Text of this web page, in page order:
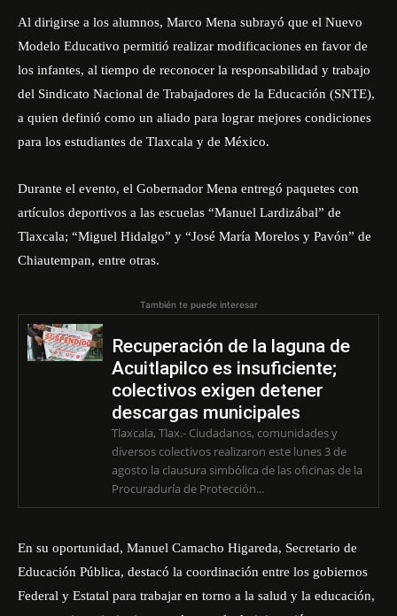
Al dirigirse a los alumnos, Marco Mena subrayó que el Nuevo
Modelo Educativo permitió realizar modificaciones en favor de
los infantes, al tiempo de reconocer la responsabilidad y trabajo
del Sindicato Nacional de Trabajadores de la Educación (SNTE),
a quien definió como un aliado para lograr mejores condiciones
para los estudiantes de Tlaxcala y de México.
Durante el evento, el Gobernador Mena entregó paquetes con
artículos deportivos a las escuelas “Manuel Lardizábal” de
Tlaxcala; “Miguel Hidalgo” y “José María Morelos y Pavón” de
Chiautempan, entre otras.
También te puede interesar
Recuperación de la laguna de
Acuitlapilco es insuficiente;
colectivos exigen detener
descargas municipales
Tlaxcala, Tlax.- Ciudadanos, comunidades y
diversos colectivos realizaron este lunes 3 de
agosto la clausura simbólica de las oficinas de la
Procuraduría de Protección...
En su oportunidad, Manuel Camacho Higareda, Secretario de
Educación Pública, destacó la coordinación entre los gobiernos
Federal y Estatal para trabajar en torno a la salud y la educación,